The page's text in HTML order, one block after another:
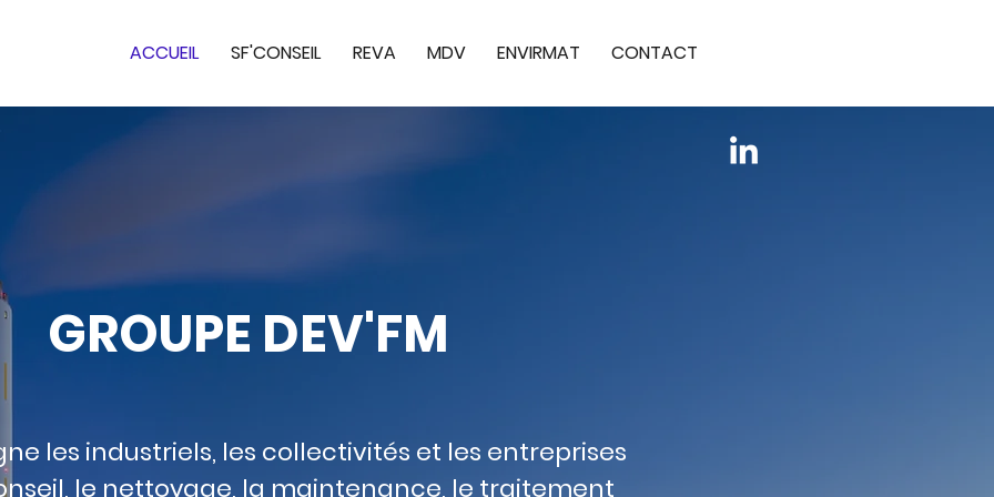
ACCUEIL SF'CONSEIL REVA MDV ENVIRMAT CONTACT
GROUPE DEV'FM
les industriels, les collectivités et les entreprises
le nettoyage, la maintenance, le traitement